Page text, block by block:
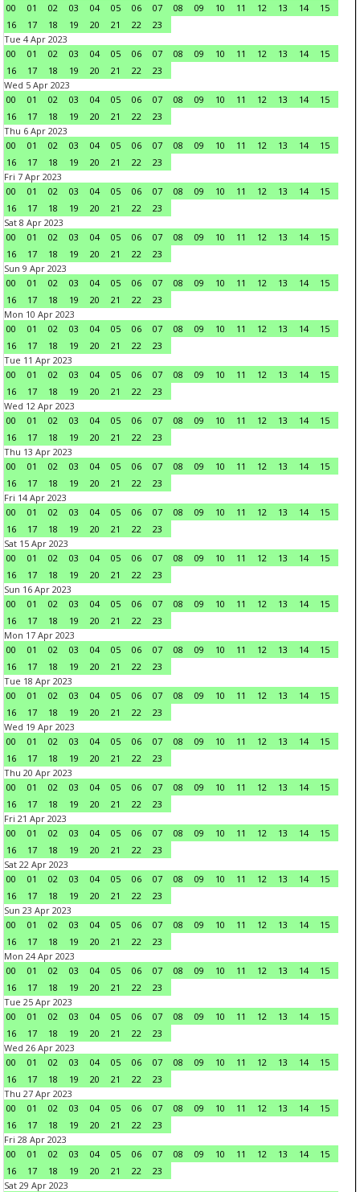
00
01 02 03 04 05 06 07 08 09 10 11 12 13 14
15
16
17 18 19 20 21 22
23
Tue 4 Apr 2023
00
01 02 03 04 05 06 07 08 09 10 11 12 13 14
15
16
17 18 19 20 21 22
23
Wed 5 Apr 2023
00
01 02 03 04 05 06 07 08 09 10 11 12 13 14
15
16
17 18 19 20 21 22
23
Thu 6 Apr 2023
00
01 02 03 04 05 06 07 08 09 10 11 12 13 14
15
16
17 18 19 20 21 22
23
Fri 7 Apr 2023
00
01 02 03 04 05 06 07 08 09 10 11 12 13 14
15
16
17 18 19 20 21 22
23
Sat 8 Apr 2023
00
01 02 03 04 05 06 07 08 09 10 11 12 13 14
15
16
17 18 19 20 21 22
23
Sun 9 Apr 2023
00
01 02 03 04 05 06 07 08 09 10 11 12 13 14
15
16
17 18 19 20 21 22
23
Mon 10 Apr 2023
00
01 02 03 04 05 06 07 08 09 10 11 12 13 14
15
16
17 18 19 20 21 22
23
Tue 11 Apr 2023
00
01 02 03 04 05 06 07 08 09 10 11 12 13 14
15
16
17 18 19 20 21 22
23
Wed 12 Apr 2023
00
01 02 03 04 05 06 07 08 09 10 11 12 13 14
15
16
17 18 19 20 21 22
23
Thu 13 Apr 2023
00
01 02 03 04 05 06 07 08 09 10 11 12 13 14
15
16
17 18 19 20 21 22
23
Fri 14 Apr 2023
00
01 02 03 04 05 06 07 08 09 10 11 12 13 14
15
16
17 18 19 20 21 22
23
Sat 15 Apr 2023
00
01 02 03 04 05 06 07 08 09 10 11 12 13 14
15
16
17 18 19 20 21 22
23
Sun 16 Apr 2023
00
01 02 03 04 05 06 07 08 09 10 11 12 13 14
15
16
17 18 19 20 21 22
23
Mon 17 Apr 2023
00
01 02 03 04 05 06 07 08 09 10 11 12 13 14
15
16
17 18 19 20 21 22
23
Tue 18 Apr 2023
00
01 02 03 04 05 06 07 08 09 10 11 12 13 14
15
16
17 18 19 20 21 22
23
Wed 19 Apr 2023
00
01 02 03 04 05 06 07 08 09 10 11 12 13 14
15
16
17 18 19 20 21 22
23
Thu 20 Apr 2023
00
01 02 03 04 05 06 07 08 09 10 11 12 13 14
15
16
17 18 19 20 21 22
23
Fri 21 Apr 2023
00
01 02 03 04 05 06 07 08 09 10 11 12 13 14
15
16
17 18 19 20 21 22
23
Sat 22 Apr 2023
00
01 02 03 04 05 06 07 08 09 10 11 12 13 14
15
16
17 18 19 20 21 22
23
Sun 23 Apr 2023
00
01 02 03 04 05 06 07 08 09 10 11 12 13 14
15
16
17 18 19 20 21 22
23
Mon 24 Apr 2023
00
01 02 03 04 05 06 07 08 09 10 11 12 13 14
15
16
17 18 19 20 21 22
23
Tue 25 Apr 2023
00
01 02 03 04 05 06 07 08 09 10 11 12 13 14
15
16
17 18 19 20 21 22
23
Wed 26 Apr 2023
00
01 02 03 04 05 06 07 08 09 10 11 12 13 14
15
16
17 18 19 20 21 22
23
Thu 27 Apr 2023
00
01 02 03 04 05 06 07 08 09 10 11 12 13 14
15
16
17 18 19 20 21 22
23
Fri 28 Apr 2023
00
01 02 03 04 05 06 07 08 09 10 11 12 13 14
15
16
17 18 19 20 21 22
23
Sat 29 Apr 2023